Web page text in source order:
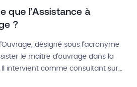
que l’Assistance à
?
désigné sous l’acronyme
le maître d’ouvrage dans la
Il intervient comme consultant sur